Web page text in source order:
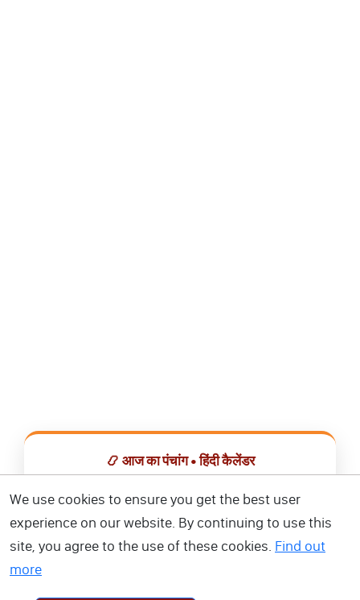
📿 आज का पंचांग • हिंदी कैलेंडर
📅 हिंदी कैलेंडर ऐप डाउनलोड करें
We use cookies to ensure you get the best user
experience on our website. By continuing to use this
site, you agree to the use of these cookies. Find out
more